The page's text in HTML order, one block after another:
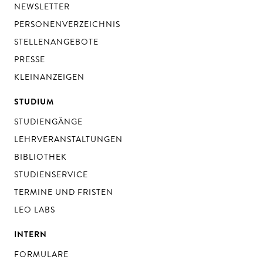
NEWSLETTER
PERSONENVERZEICHNIS
STELLENANGEBOTE
PRESSE
KLEINANZEIGEN
STUDIUM
STUDIENGÄNGE
LEHRVERANSTALTUNGEN
BIBLIOTHEK
STUDIENSERVICE
TERMINE UND FRISTEN
LEO LABS
INTERN
FORMULARE